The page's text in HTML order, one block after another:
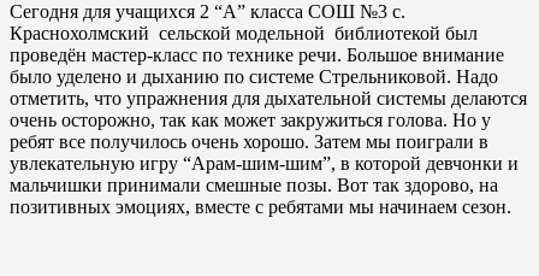
Сегодня для учащихся 2 “А” класса СОШ №3 с.
Краснохолмский сельской модельной библиотекой был
проведён мастер-класс по технике речи. Большое внимание
было уделено и дыханию по системе Стрельниковой. Надо
отметить, что упражнения для дыхательной системы делаются
очень осторожно, так как может закружиться голова. Но у
ребят все получилось очень хорошо. Затем мы поиграли в
увлекательную игру “Арам-шим-шим”, в которой девчонки и
мальчишки принимали смешные позы. Вот так здорово, на
позитивных эмоциях, вместе с ребятами мы начинаем сезон.